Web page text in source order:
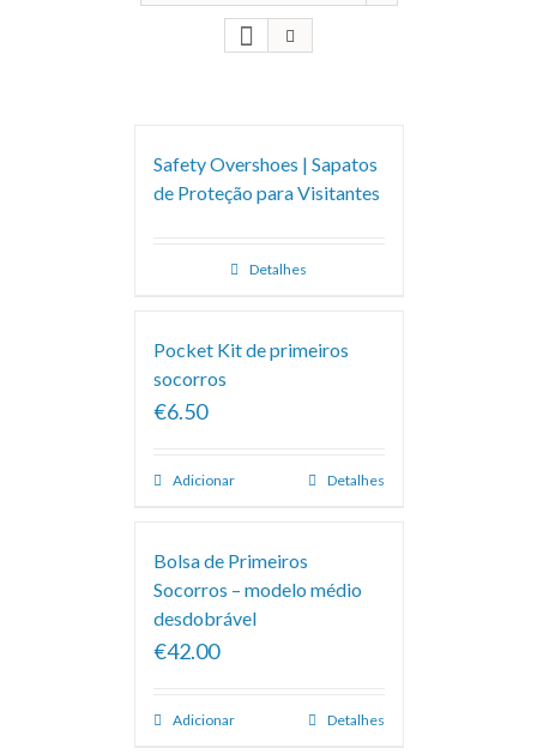
Safety Overshoes | Sapatos
de Proteção para Visitantes
Detalhes
Pocket Kit de primeiros
socorros
€6.50
Adicionar Detalhes
Bolsa de Primeiros
Socorros – modelo médio
desdobrável
€42.00
Adicionar Detalhes